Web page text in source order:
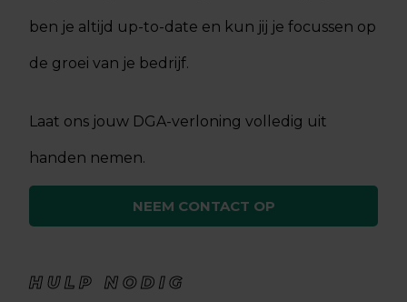
ben je altijd up-to-date en kun jij je focussen op
de groei van je bedrijf.
Laat ons jouw DGA-verloning volledig uit
handen nemen.
NEEM CONTACT OP
HULP NODIG